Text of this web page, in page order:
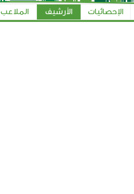
الإحصائيات الأرشيف الملاعب